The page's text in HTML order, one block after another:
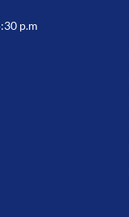
p.m